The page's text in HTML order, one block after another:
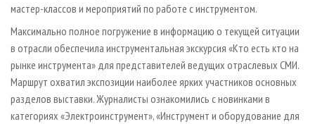
мастер-классов и мероприятий по работе с инструментом.
Максимально полное погружение в информацию о текущей ситуации
в отрасли обеспечила инструментальная экскурсия «Кто есть кто на
рынке инструмента» для представителей ведущих отраслевых СМИ.
Маршрут охватил экспозиции наиболее ярких участников основных
разделов выставки. Журналисты ознакомились с новинками в
категориях «Электроинструмент», «Инструмент и оборудование для